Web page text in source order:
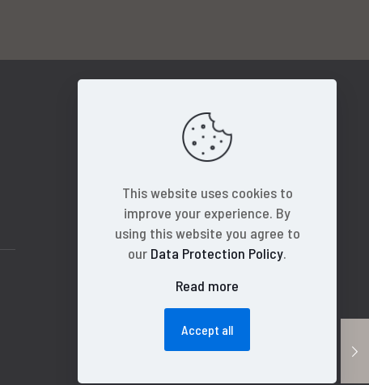
This website uses cookies to
improve your experience. By
using this website you agree to
our Data Protection Policy.
Read more
Accept all